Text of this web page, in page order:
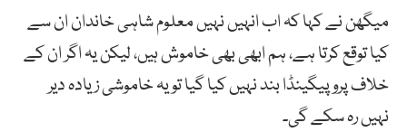
میگھن نے کہا کہ اب انہیں نہیں معلوم شاہی خاندان ان سے
کیا توقع کرتا ہے، ہم ابھی بھی خاموش ہیں، لیکن یہ اگر ان کے
خلاف پروپیگینڈا بند نہیں کیا گیا تو یہ خاموشی زیادہ دیر
نہیں رہ سکے گی۔